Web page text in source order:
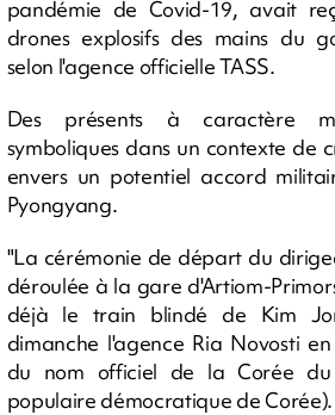
pandémie de Covid-19, avait
drones explosifs des mains du
selon l'agence officielle TASS.
Des présents à caractère
symboliques dans un contexte de
envers un potentiel accord
Pyongyang.
"La cérémonie de départ du
déroulée à la gare d'Artiom-
déjà le train blindé de Kim
dimanche l'agence Ria Novosti
du nom officiel de la Corée du
populaire démocratique de Corée).